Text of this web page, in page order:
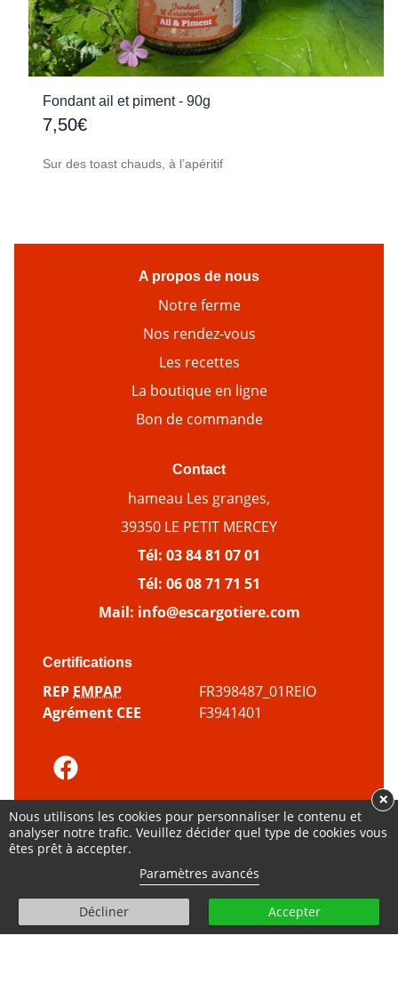
Fondant ail et piment - 90g
7,50€
Sur des toast chauds, à l’apéritif
A propos de nous
Notre ferme
Nos rendez-vous
Les recettes
La boutique en ligne
Bon de commande
Contact
hameau Les granges,
39350 LE PETIT MERCEY
Tél: 03 84 81 07 01
Tél: 06 08 71 71 51
Mail: info@escargotiere.com
Certifications
REP EMPAP
FR398487_01REIO
Agrément CEE
F3941401
© Tous droits réservés - 2000 - 2026
Plan du
site
Mentions
légales
Politique
Gestion des
Fait avec amour
parÉlise Poncetet l’agencehounddd.fr
Nous utilisons les cookies pour personnaliser le contenu et
analyser notre trafic. Veuillez décider quel type de cookies vous
êtes prêt à accepter.
Paramètres avancés
Décliner Accepter
×